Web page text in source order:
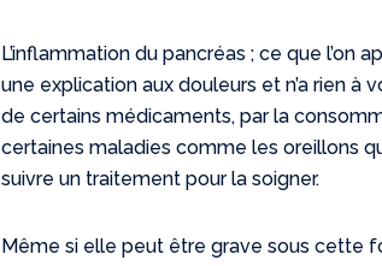
L’inflammation du pancréas ; ce que
une explication aux douleurs et n’a rien à
de certains médicaments, par la
certaines maladies comme les oreillons
suivre un traitement pour la soigner.
Même si elle peut être grave sous cette